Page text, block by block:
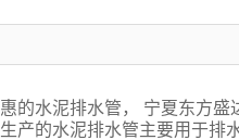
的水泥排水管， 宁夏东方
产的水泥排水管主要用于排